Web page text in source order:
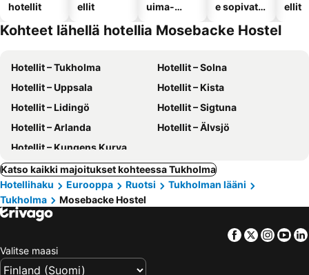
hotellit
ellit
uima-
e sopivat
ellit
Kohteet lähellä hotellia Mosebacke Hostel
Hotellit – Tukholma
Hotellit – Solna
Hotellit – Uppsala
Hotellit – Kista
Hotellit – Lidingö
Hotellit – Sigtuna
Hotellit – Arlanda
Hotellit – Älvsjö
Hotellit – Kungens Kurva
Katso kaikki majoitukset kohteessa Tukholma
Hotellihaku
Eurooppa Ruotsi
Tukholman lääni
Tukholma
Mosebacke Hostel
Facebook
Twitter
Valitse maasi